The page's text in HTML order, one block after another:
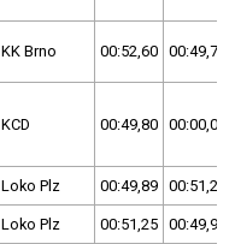
KK Brno 00:52,60 00:49,79
KCD 00:49,80 00:00,00
Loko Plz 00:49,89 00:51,28
Loko Plz 00:51,25 00:49,92